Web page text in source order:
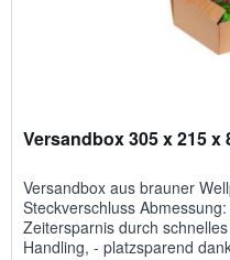
Versandbox 305 x 215 x
Versandbox aus brauner
Steckverschluss
Zeitersparnis durch
Handling, - platzsparend